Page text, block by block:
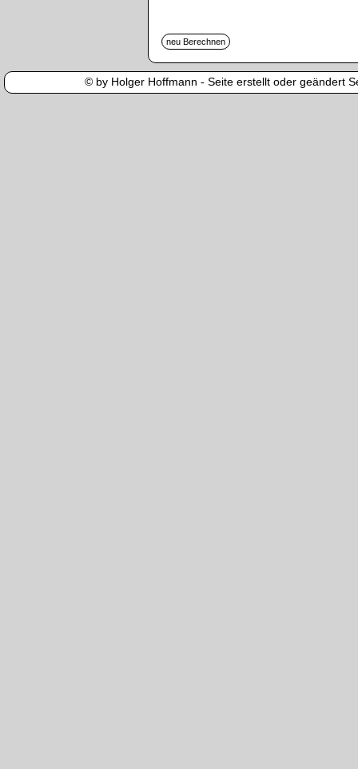
© by Holger Hoffmann - Seite erstellt oder geändert